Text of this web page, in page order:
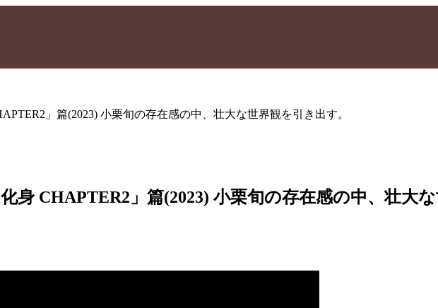
」篇(2023) 小栗旬の存在感の中、壮大な世界観を引き出す。
身 CHAPTER2」篇(2023) 小栗旬の存在感の中、壮大な